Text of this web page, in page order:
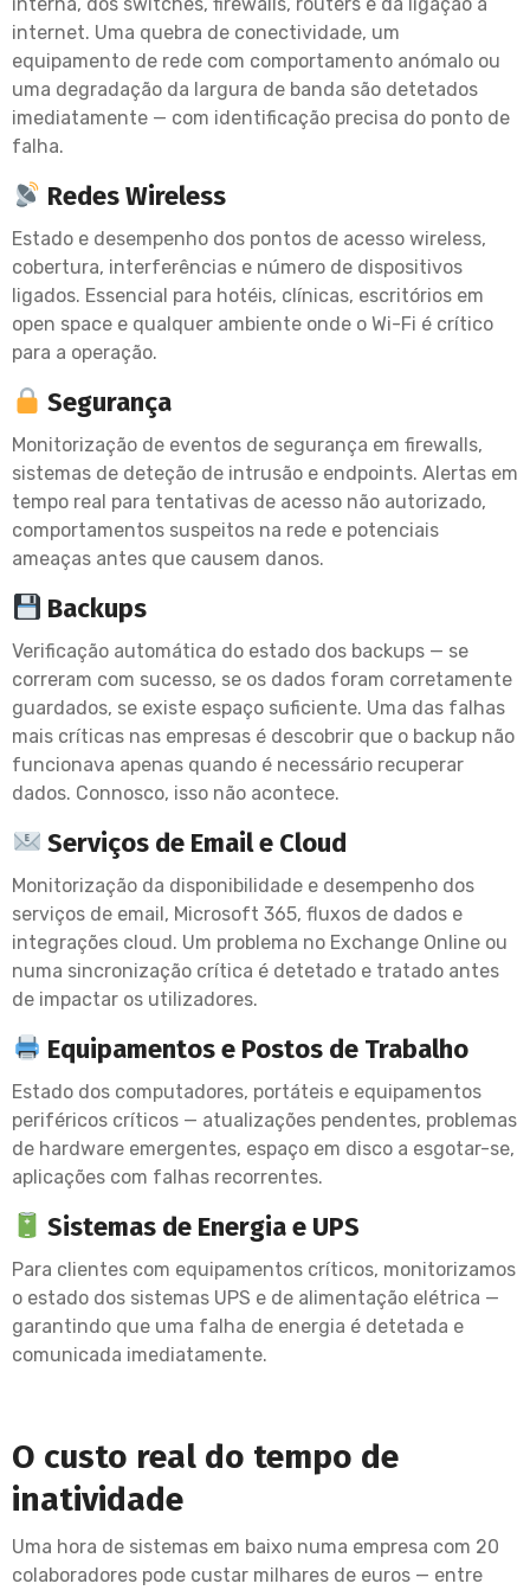
internet. Uma quebra de conectividade, um
equipamento de rede com comportamento anómalo ou
uma degradação da largura de banda são detetados
imediatamente — com identificação precisa do ponto de
falha.
Redes Wireless
Estado e desempenho dos pontos de acesso wireless,
cobertura, interferências e número de dispositivos
ligados. Essencial para hotéis, clínicas, escritórios em
open space e qualquer ambiente onde o Wi-Fi é crítico
para a operação.
Segurança
Monitorização de eventos de segurança em firewalls,
sistemas de deteção de intrusão e endpoints. Alertas em
tempo real para tentativas de acesso não autorizado,
comportamentos suspeitos na rede e potenciais
ameaças antes que causem danos.
Backups
Verificação automática do estado dos backups — se
correram com sucesso, se os dados foram corretamente
guardados, se existe espaço suficiente. Uma das falhas
mais críticas nas empresas é descobrir que o backup não
funcionava apenas quando é necessário recuperar
dados. Connosco, isso não acontece.
Serviços de Email e Cloud
Monitorização da disponibilidade e desempenho dos
serviços de email, Microsoft 365, fluxos de dados e
integrações cloud. Um problema no Exchange Online ou
numa sincronização crítica é detetado e tratado antes
de impactar os utilizadores.
Equipamentos e Postos de Trabalho
Estado dos computadores, portáteis e equipamentos
periféricos críticos — atualizações pendentes, problemas
de hardware emergentes, espaço em disco a esgotar-se,
aplicações com falhas recorrentes.
Sistemas de Energia e UPS
Para clientes com equipamentos críticos, monitorizamos
o estado dos sistemas UPS e de alimentação elétrica —
garantindo que uma falha de energia é detetada e
comunicada imediatamente.
O custo real do tempo de
inatividade
Uma hora de sistemas em baixo numa empresa com 20
colaboradores pode custar milhares de euros — entre